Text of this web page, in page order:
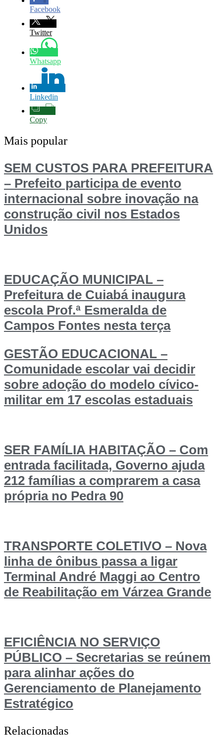
Facebook
Twitter
Whatsapp
Linkedin
Copy
Mais popular
SEM CUSTOS PARA PREFEITURA
– Prefeito participa de evento
internacional sobre inovação na
construção civil nos Estados
Unidos
EDUCAÇÃO MUNICIPAL –
Prefeitura de Cuiabá inaugura
escola Prof.ª Esmeralda de
Campos Fontes nesta terça
GESTÃO EDUCACIONAL –
Comunidade escolar vai decidir
sobre adoção do modelo cívico-
militar em 17 escolas estaduais
SER FAMÍLIA HABITAÇÃO – Com
entrada facilitada, Governo ajuda
212 famílias a comprarem a casa
própria no Pedra 90
TRANSPORTE COLETIVO – Nova
linha de ônibus passa a ligar
Terminal André Maggi ao Centro
de Reabilitação em Várzea Grande
EFICIÊNCIA NO SERVIÇO
PÚBLICO – Secretarias se reúnem
para alinhar ações do
Gerenciamento de Planejamento
Estratégico
Relacionadas